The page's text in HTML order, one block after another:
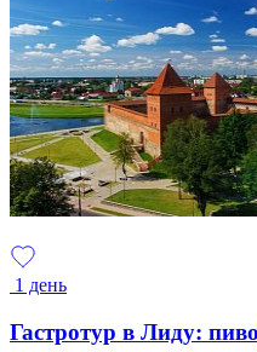
1 день
Гастротур в Лиду: